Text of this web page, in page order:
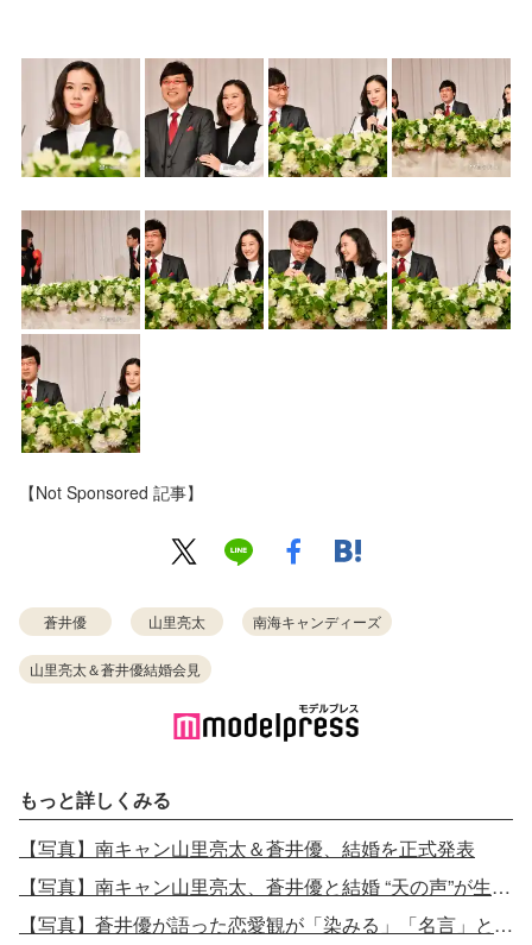
【Not Sponsored 記事】
蒼井優 山里亮太 南海キャンディーズ
山里亮太＆蒼井優結婚会見
もっと詳しくみる
【写真】南キャン山里亮太＆蒼井優、結婚を正式発表
【写真】南キャン山里亮太、蒼井優と結婚 “天の声”が生報告
【写真】蒼井優が語った恋愛観が「染みる」「名言」と話題 ヒャダインが明かす